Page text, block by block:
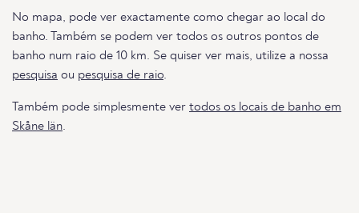
No mapa, pode ver exactamente como chegar ao local do
banho. Também se podem ver todos os outros pontos de
banho num raio de 10 km. Se quiser ver mais, utilize a nossa
pesquisa ou pesquisa de raio.
Também pode simplesmente ver todos os locais de banho em
Skåne län.